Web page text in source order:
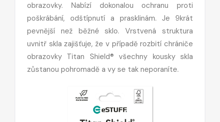
obrazovky. Nabízí dokonalou ochranu proti
poškrábání, odštípnutí a prasklinám. Je 9krát
pevnější než běžné sklo. Vrstvená struktura
uvnitř skla zajišťuje, že v případě rozbití chrániče
obrazovky Titan Shield® všechny kousky skla
zůstanou pohromadě a vy se tak neporaníte.